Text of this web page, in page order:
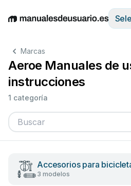
EnglishDeutschEspañolItaliano
Marcas
Aeroe Manuales de
instrucciones
1 categoría
Accesorios para
3 modelos